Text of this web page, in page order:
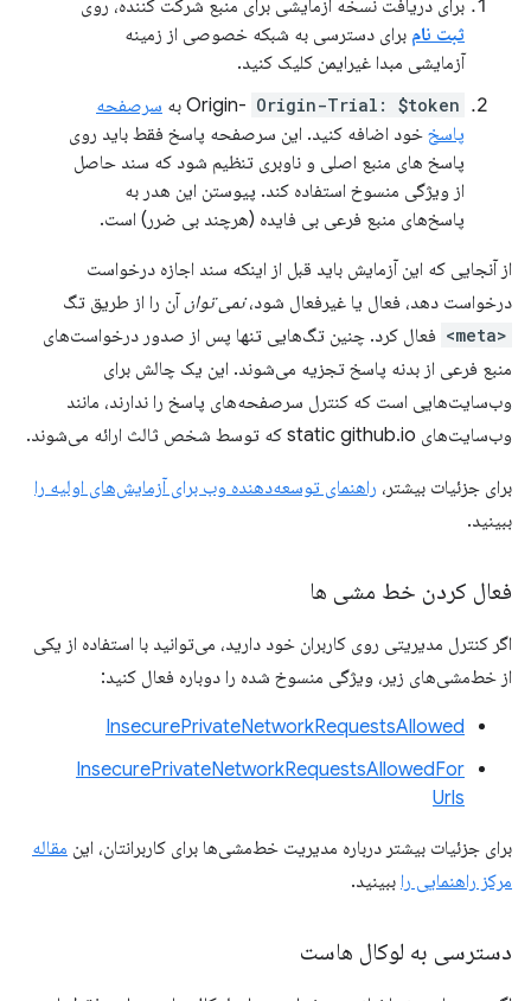
برای دریافت نسخه آزمایشی برای منبع شرکت کننده، روی
ثبت نام برای دسترسی به شبکه خصوصی از زمینه
آزمایشی مبدا غیرایمن کلیک کنید.
Origin- Origin-Trial: $token به سرصفحه
پاسخ خود اضافه کنید. این سرصفحه پاسخ فقط باید روی
پاسخ های منبع اصلی و ناوبری تنظیم شود که سند حاصل
از ویژگی منسوخ استفاده کند. پیوستن این هدر به
پاسخ‌های منبع فرعی بی فایده (هرچند بی ضرر) است.
از آنجایی که این آزمایش باید قبل از اینکه سند اجازه درخواست
درخواست دهد، فعال یا غیرفعال شود،نمی توان آن را از طریق تگ
<meta>
فعال کرد. چنین تگ‌هایی تنها پس از صدور درخواست‌های
منبع فرعی از بدنه پاسخ تجزیه می‌شوند. این یک چالش برای
وب‌سایت‌هایی است که کنترل سرصفحه‌های پاسخ را ندارند، مانند
وب‌سایت‌های static github.io که توسط شخص ثالث ارائه می‌شوند.
برای جزئیات بیشتر، راهنمای توسعه‌دهنده وب برای آزمایش‌های اولیه را
ببینید.
فعال کردن خط مشی ها
اگر کنترل مدیریتی روی کاربران خود دارید، می‌توانید با استفاده از یکی
از خط‌مشی‌های زیر، ویژگی منسوخ شده را دوباره فعال کنید:
InsecurePrivateNetworkRequestsAllowed
InsecurePrivateNetworkRequestsAllowedFor
Urls
برای جزئیات بیشتر درباره مدیریت خط‌مشی‌ها برای کاربرانتان، این مقاله
مرکز راهنمایی را ببینید.
دسترسی به لوکال هاست